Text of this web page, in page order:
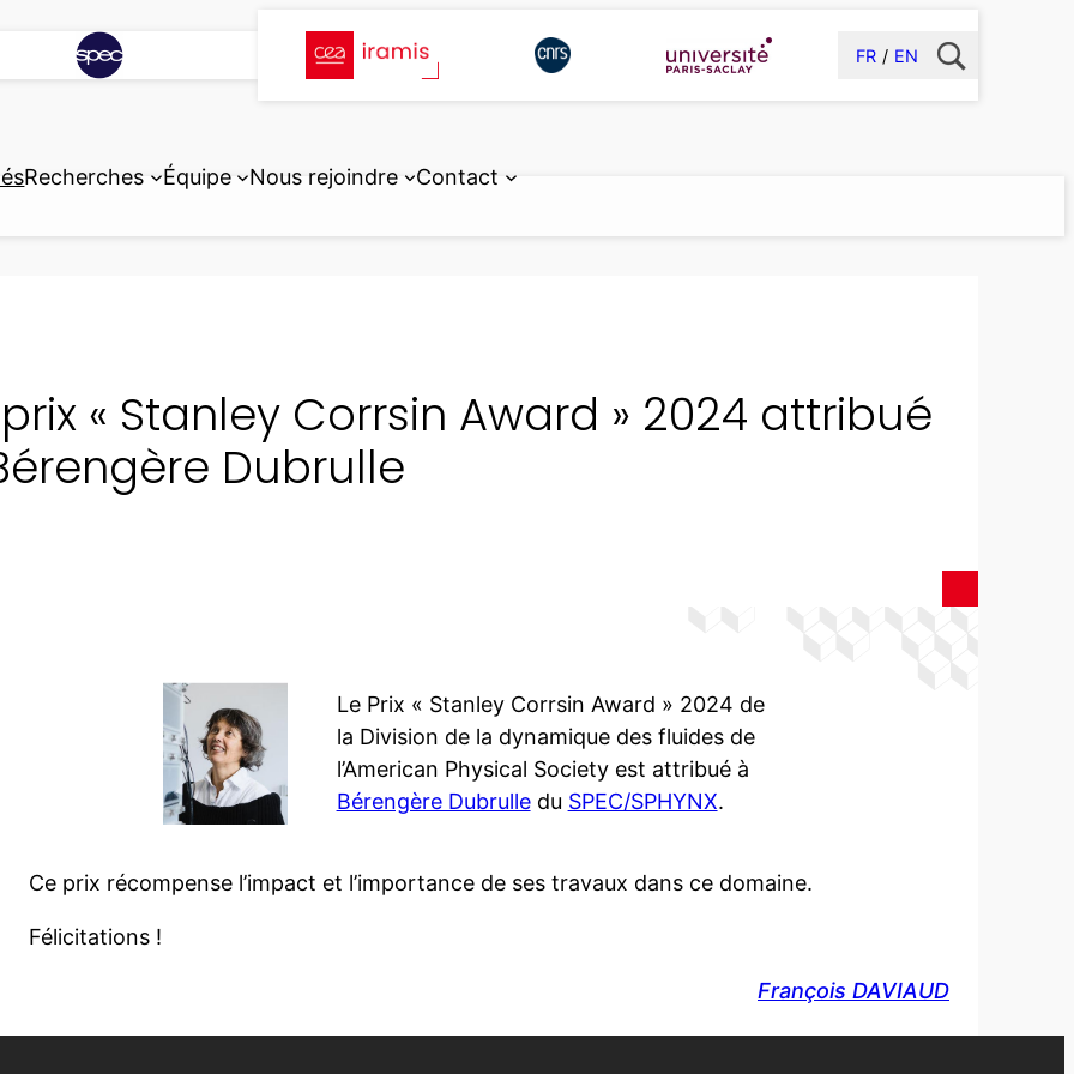
FR EN
Recherches Équipe Nous rejoindre Contact
« Stanley Corrsin Award » 2024 attribué
Dubrulle
Le Prix « Stanley Corrsin Award » 2024 de
la Division de la dynamique des fluides de
l’American Physical Society est attribué à
Bérengère Dubrulledu SPEC/SPHYNX.
Ce prix récompense l’impact et l’importance de ses travaux dans ce domaine.
Félicitations !
François DAVIAUD